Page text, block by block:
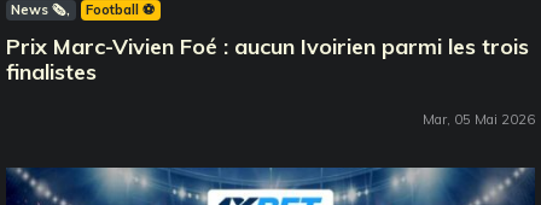
News 🗞️ Football ⚽️
Prix Marc-Vivien Foé : aucun Ivoirien parmi les trois
finalistes
Mar, 05 Mai 2026